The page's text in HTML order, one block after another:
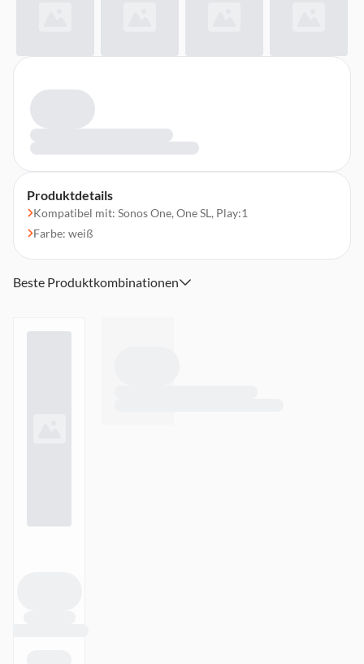
Produktdetails
Kompatibel mit: Sonos One, One SL, Play:1
Farbe: weiß
Beste Produktkombinationen